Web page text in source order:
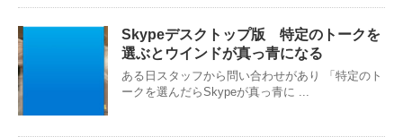
Skypeデスクトップ版 特定のトークを
選ぶとウインドが真っ青になる
ある日スタッフから問い合わせがあり 「特定のト
ークを選んだらSkypeが真っ青に ...